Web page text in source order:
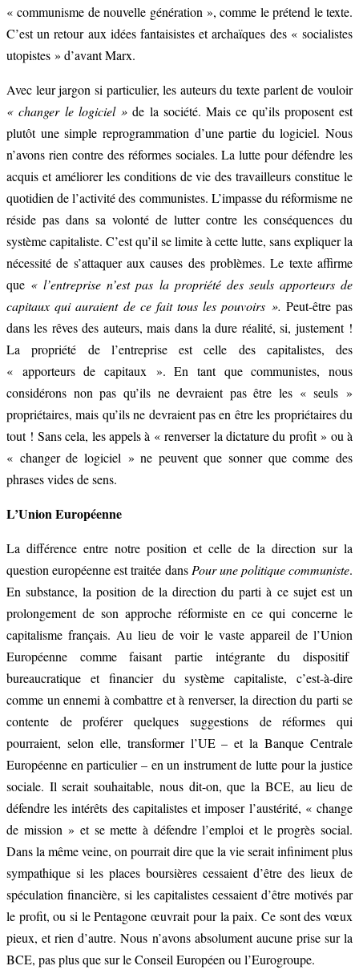
« communisme de nouvelle génération », comme le prétend le texte.
C’est un retour aux idées fantaisistes et archaïques des « socialistes
utopistes » d’avant Marx.
Avec leur jargon si particulier, les auteurs du texte parlent de vouloir
« changer le logiciel » de la société. Mais ce qu’ils proposent est
plutôt une simple reprogrammation d’une partie du logiciel. Nous
n’avons rien contre des réformes sociales. La lutte pour défendre les
acquis et améliorer les conditions de vie des travailleurs constitue le
quotidien de l’activité des communistes. L’impasse du réformisme ne
réside pas dans sa volonté de lutter contre les conséquences du
système capitaliste. C’est qu’il se limite à cette lutte, sans expliquer la
nécessité de s’attaquer aux causes des problèmes. Le texte affirme
que « l’entreprise n’est pas la propriété des seuls apporteurs de
capitaux qui auraient de ce fait tous les pouvoirs ». Peut-être pas
dans les rêves des auteurs, mais dans la dure réalité, si, justement !
La propriété de l’entreprise est celle des capitalistes, des
« apporteurs de capitaux ». En tant que communistes, nous
considérons non pas qu’ils ne devraient pas être les « seuls »
propriétaires, mais qu’ils ne devraient pas en être les propriétaires du
tout ! Sans cela, les appels à « renverser la dictature du profit » ou à
« changer de logiciel » ne peuvent que sonner que comme des
phrases vides de sens.
L’Union Européenne
La différence entre notre position et celle de la direction sur la
question européenne est traitée dans Pour une politique communiste.
En substance, la position de la direction du parti à ce sujet est un
prolongement de son approche réformiste en ce qui concerne le
capitalisme français. Au lieu de voir le vaste appareil de l’Union
Européenne comme faisant partie intégrante du dispositif
bureaucratique et financier du système capitaliste, c’est-à-dire
comme un ennemi à combattre et à renverser, la direction du parti se
contente de proférer quelques suggestions de réformes qui
pourraient, selon elle, transformer l’UE – et la Banque Centrale
Européenne en particulier – en un instrument de lutte pour la justice
sociale. Il serait souhaitable, nous dit-on, que la BCE, au lieu de
défendre les intérêts des capitalistes et imposer l’austérité, « change
de mission » et se mette à défendre l’emploi et le progrès social.
Dans la même veine, on pourrait dire que la vie serait infiniment plus
sympathique si les places boursières cessaient d’être des lieux de
spéculation financière, si les capitalistes cessaient d’être motivés par
le profit, ou si le Pentagone œuvrait pour la paix. Ce sont des vœux
pieux, et rien d’autre. Nous n’avons absolument aucune prise sur la
BCE, pas plus que sur le Conseil Européen ou l’Eurogroupe.